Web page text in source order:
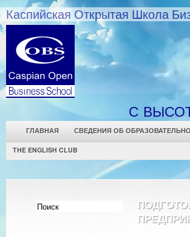
Каспийская Открытая Школа
С
ГЛАВНАЯ СВЕДЕНИЯ ОБ
THE ENGLISH CLUB